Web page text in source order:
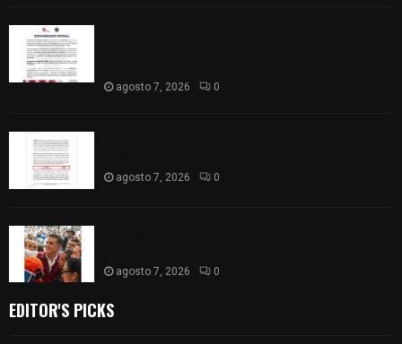
agosto 7, 2026 0
agosto 7, 2026 0
agosto 7, 2026 0
EDITOR'S PICKS